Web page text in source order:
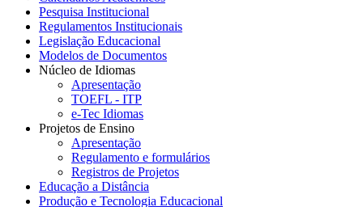
Pesquisa Institucional
Regulamentos Institucionais
Legislação Educacional
Modelos de Documentos
Núcleo de Idiomas
Apresentação
TOEFL - ITP
e-Tec Idiomas
Projetos de Ensino
Apresentação
Regulamento e formulários
Registros de Projetos
Educação a Distância
Produção e Tecnologia Educacional